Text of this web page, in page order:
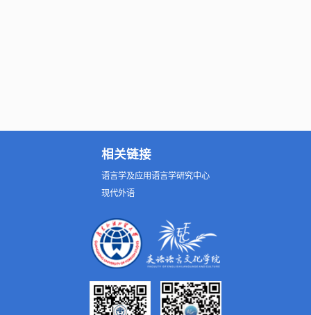
相关链接
语言学及应用语言学研究中心
现代外语